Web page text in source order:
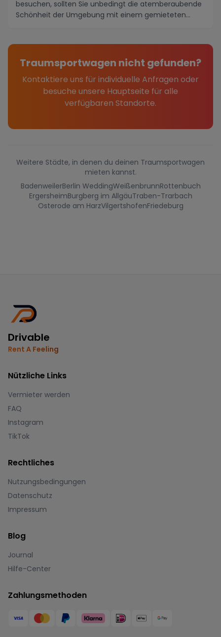
besuchen, sollten Sie unbedingt die atemberaubende
Schönheit der Umgebung mit einem gemieteten
Traumsportwagen nicht gefunden?
Kontaktiere uns für individuelle Anfragen oder
besuche unsere Hauptseite für alle
verfügbaren Standorte.
Weitere Städte, in denen du deinen Traumsportwagen
mieten kannst.
BadenweilerBerlin WeddingWeißenbrunnRottenbuch
ErgersheimBurgberg im AllgäuTraben-Trarbach
Osterode am HarzVilgertshofenFriedeburg
Drivable
Rent A Feeling
Nützliche Links
Vermieter werden
FAQ
Instagram
TikTok
Rechtliches
Nutzungsbedingungen
Datenschutz
Impressum
Blog
Journal
Hilfe-Center
Zahlungsmethoden